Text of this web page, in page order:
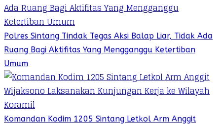
Polres Sintang Tindak Tegas Aksi Balap Liar, Tidak Ada
Ruang Bagi Aktifitas Yang Mengganggu Ketertiban
Umum
Komandan Kodim 1205 Sintang Letkol Arm Anggit